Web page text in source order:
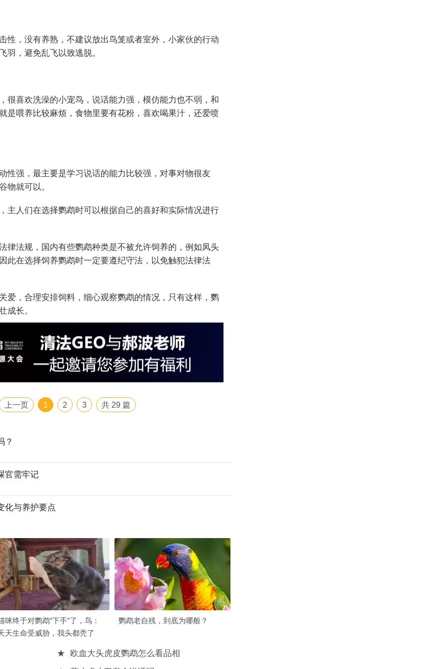
性，没有养熟，不建议放出鸟笼或者室外，小家伙的行动
羽，避免乱飞以致逃脱。
很喜欢洗澡的小宠鸟，说话能力强，模仿能力也不弱，和
是喂养比较麻烦，食物里要有花粉，喜欢喝果汁，还爱喷
性强，最主要是学习说话的能力比较强，对事对物很友
物就可以。
主人们在选择鹦鹉时可以根据自己的喜好和实际情况进行
律法规，国内有些鹦鹉种类是不被允许饲养的，例如凤头
此在选择饲养鹦鹉时一定要遵纪守法，以免触犯法律法
爱，合理安排饲料，细心观察鹦鹉的情况，只有这样，鹦
成长。
上一页 1 2 3 共29 篇
？
官需牢记
化与养护要点
咪终于对鹦鹉“下手”了，鸟：
天生命受威胁，我头都秃了
鹦鹉老自残，到底为哪般？
★
欧血大头虎皮鹦鹉怎么看品相